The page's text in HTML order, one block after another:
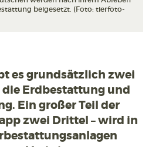
beigesetzt. (Foto: tierfoto-
es grundsätzlich zwei
Erdbestattung und
Ein großer Teil der
zwei Drittel – wird in